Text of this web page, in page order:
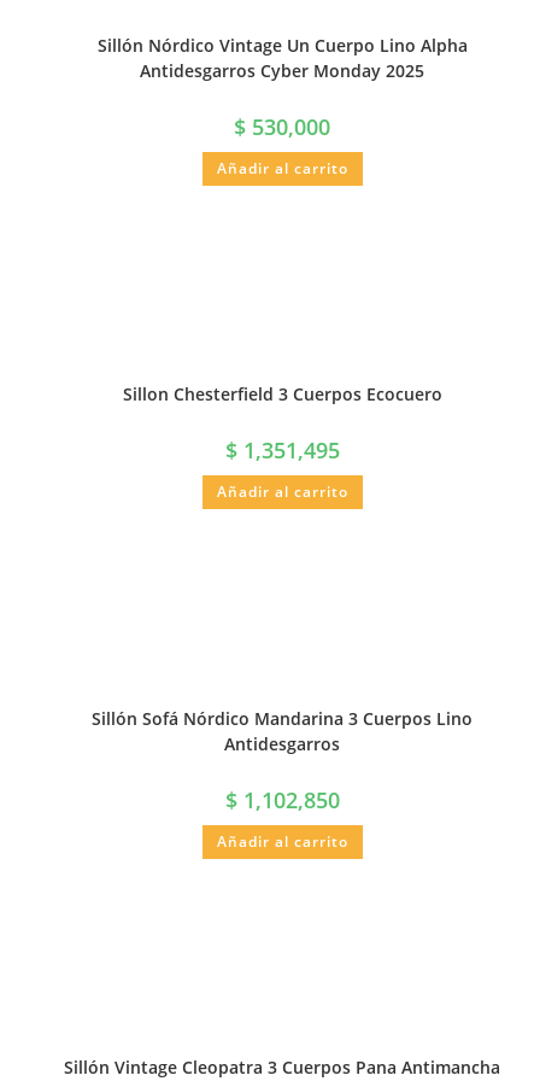
Sillón Nórdico Vintage Un Cuerpo Lino Alpha
Antidesgarros Cyber Monday 2025
$ 530,000
Añadir al carrito
Sillon Chesterfield 3 Cuerpos Ecocuero
$1,351,495
Añadir al carrito
Sillón Sofá Nórdico Mandarina 3 Cuerpos Lino
Antidesgarros
$1,102,850
Añadir al carrito
Sillón Vintage Cleopatra 3 Cuerpos Pana Antimancha